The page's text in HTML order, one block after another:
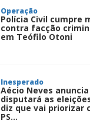
Operação
Polícia Civil cumpre
contra facção
em Teófilo Otoni
Inesperado
Aécio Neves
disputará as
diz que vai priorizar
PS...